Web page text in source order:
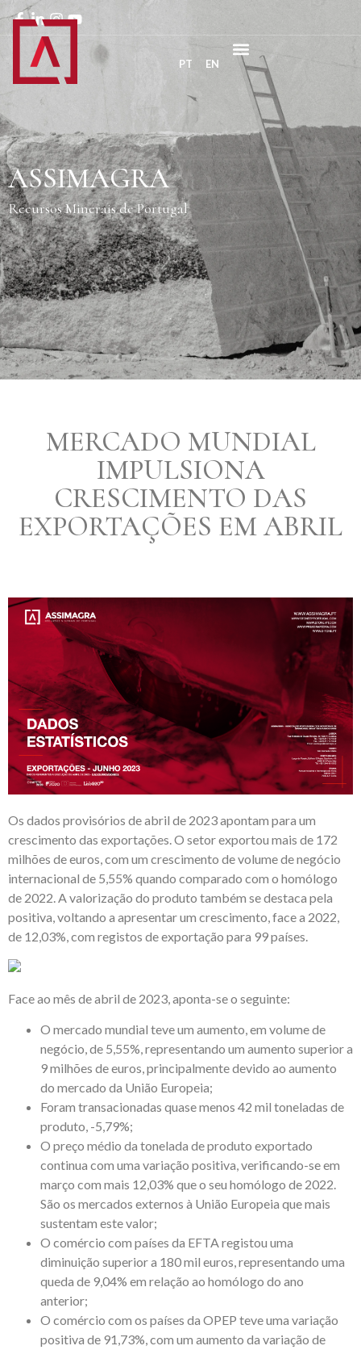
PT EN
ASSIMAGRA
Recursos Minerais de Portugal
MERCADO MUNDIAL
IMPULSIONA
CRESCIMENTO DAS
EXPORTAÇÕES EM ABRIL
Os dados provisórios de abril de 2023 apontam para um
crescimento das exportações. O setor exportou mais de 172
milhões de euros, com um crescimento de volume de negócio
internacional de 5,55% quando comparado com o homólogo
de 2022. A valorização do produto também se destaca pela
positiva, voltando a apresentar um crescimento, face a 2022,
de 12,03%, com registos de exportação para 99 países.
Face ao mês de abril de 2023, aponta-se o seguinte:
O mercado mundial teve um aumento, em volume de
negócio, de 5,55%, representando um aumento superior a
9 milhões de euros, principalmente devido ao aumento
do mercado da União Europeia;
Foram transacionadas quase menos 42 mil toneladas de
produto, -5,79%;
O preço médio da tonelada de produto exportado
continua com uma variação positiva, verificando-se em
março com mais 12,03% que o seu homólogo de 2022.
São os mercados externos à União Europeia que mais
sustentam este valor;
O comércio com países da EFTA registou uma
diminuição superior a 180 mil euros, representando uma
queda de 9,04% em relação ao homólogo do ano
anterior;
O comércio com os países da OPEP teve uma variação
positiva de 91,73%, com um aumento da variação de